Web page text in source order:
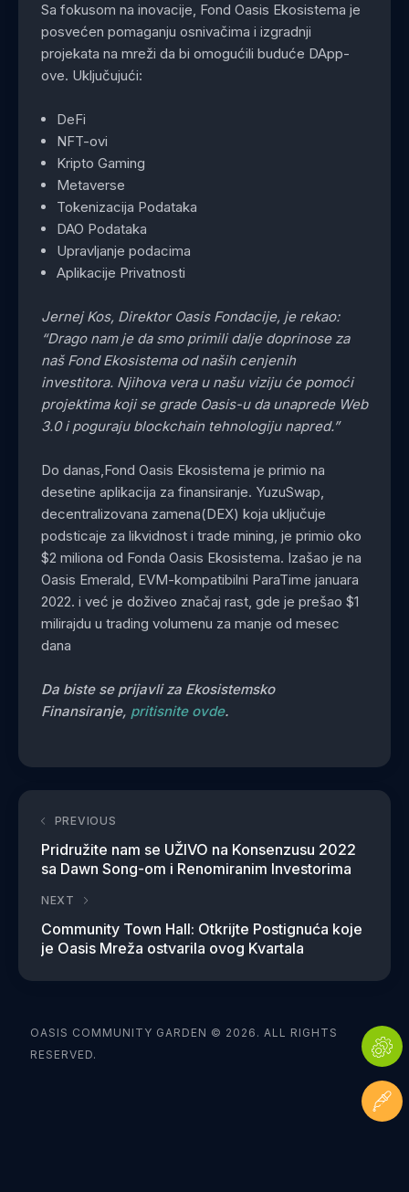
Sa fokusom na inovacije, Fond Oasis Ekosistema je
posvećen pomaganju osnivačima i izgradnji
projekata na mreži da bi omogućili buduće DApp-
ove. Uključujući:
DeFi
NFT-ovi
Kripto Gaming
Metaverse
Tokenizacija Podataka
DAO Podataka
Upravljanje podacima
Aplikacije Privatnosti
Jernej Kos, Direktor Oasis Fondacije, je rekao:
“Drago nam je da smo primili dalje doprinose za
naš Fond Ekosistema od naših cenjenih
investitora. Njihova vera u našu viziju će pomoći
projektima koji se grade Oasis-u da unaprede Web
3.0 i poguraju blockchain tehnologiju napred.”
Do danas,Fond Oasis Ekosistema je primio na
desetine aplikacija za finansiranje. YuzuSwap,
decentralizovana zamena(DEX) koja uključuje
podsticaje za likvidnost i trade mining, je primio oko
$2 miliona od Fonda Oasis Ekosistema. Izašao je na
Oasis Emerald, EVM-kompatibilni ParaTime januara
2022. i već je doživeo značaj rast, gde je prešao $1
milirajdu u trading volumenu za manje od mesec
dana
Da biste se prijavli za Ekosistemsko
Finansiranje, pritisnite ovde.
PREVIOUS
Pridružite nam se UŽIVO na Konsenzusu 2022
sa Dawn Song-om i Renomiranim Investorima
NEXT
Community Town Hall: Otkrijte Postignuća koje
je Oasis Mreža ostvarila ovog Kvartala
OASIS COMMUNITY GARDEN © 2026. ALL RIGHTS
RESERVED.